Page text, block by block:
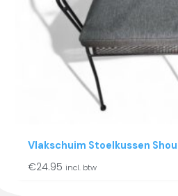
Vlakschuim Stoelkussen
€24.95 incl. btw